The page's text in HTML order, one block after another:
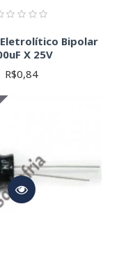
Bipolar
X 25V
R$0,84